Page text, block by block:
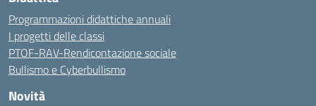
Programmazioni didattiche annuali
I progetti delle classi
PTOF-RAV-Rendicontazione sociale
Bullismo e Cyberbullismo
Novità